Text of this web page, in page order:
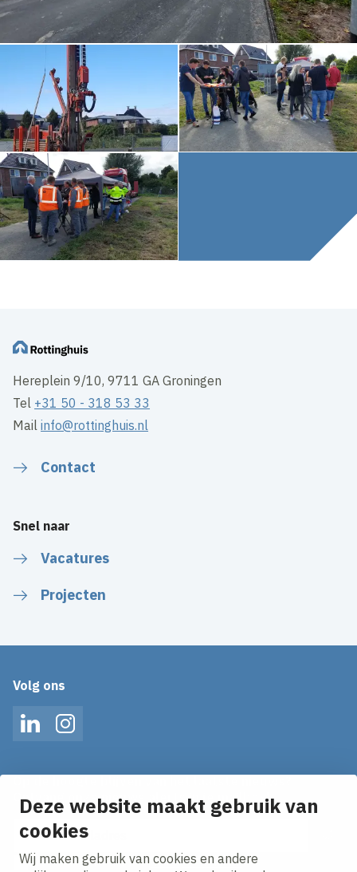
Deze website maakt gebruik van
cookies
Wij maken gebruik van cookies en andere
Hereplein 9/10, 9711 GA Groningen
Tel +31 50 - 318 53 33
Mailinfo@rottinghuis.nl
Contact
Snel naar
Vacatures
Projecten
Volg ons
LinkedInInstagram
Ontvang onze nieuws alerts in je mailbox!
E-mailadres
Ik ga akkoord met hetprivacy statement.